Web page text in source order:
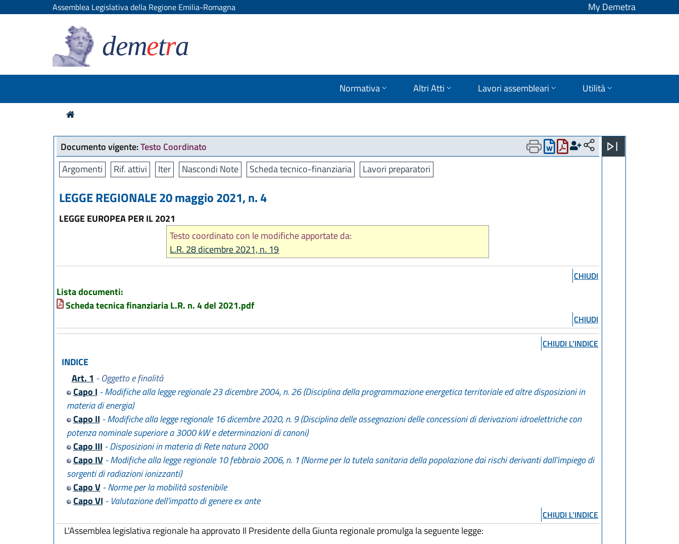
Assemblea Legislativa della Regione Emilia-Romagna My Demetra
demetra
Normativa Altri Atti Lavori assembleari Utilità
Documento vigente:Testo Coordinato
Argomenti
Rif. attivi Iter Nascondi Note Scheda tecnico-finanziaria Lavori preparatori
LEGGE REGIONALE 20 maggio 2021, n. 4
LEGGE EUROPEA PER IL 2021
Testo coordinato con le modifiche apportate da:
L.R. 28 dicembre 2021, n. 19
CHIUDI
Lista documenti:
Scheda tecnica finanziaria L.R. n. 4 del 2021.pdf
CHIUDI
CHIUDI L'INDICE
INDICE
Art. 1 - Oggetto e finalità
Capo I - Modifiche alla legge regionale 23 dicembre 2004, n. 26 (Disciplina della programmazione energetica territoriale ed altre disposizioni in
materia di energia)
Capo II - Modifiche alla legge regionale 16 dicembre 2020, n. 9 (Disciplina delle assegnazioni delle concessioni di derivazioni idroelettriche con
potenza nominale superiore a 3000 kW e determinazioni di canoni)
Capo III - Disposizioni in materia di Rete natura 2000
Capo IV- Modifiche alla legge regionale 10 febbraio 2006, n. 1 (Norme per la tutela sanitaria della popolazione dai rischi derivanti dall’impiego di
sorgenti di radiazioni ionizzanti)
Capo V- Norme per la mobilità sostenibile
Capo VI - Valutazione dell’impatto di genere ex ante
CHIUDI L'INDICE
L'Assemblea legislativa regionale ha approvato Il Presidente della Giunta regionale promulga la seguente legge: